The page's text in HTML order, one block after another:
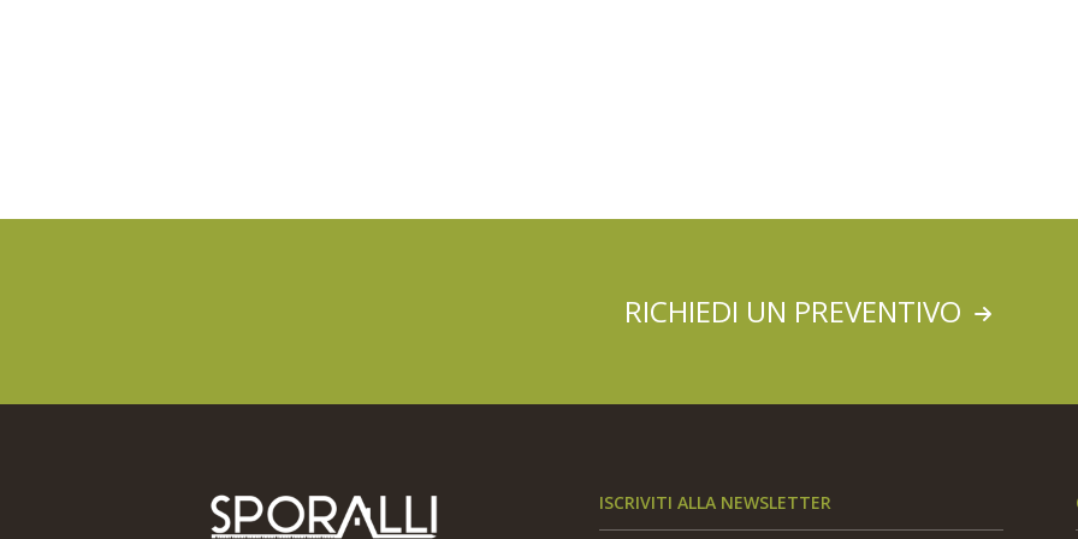
RICHIEDI UN PREVENTIVO
ISCRIVITI ALLA NEWSLETTER